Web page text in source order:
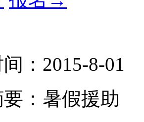
： 2015-8-01
： 暑假援助